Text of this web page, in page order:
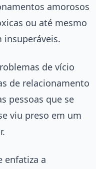
amorosos
ou até mesmo
insuperáveis.
de vício
de relacionamento
pessoas que se
viu preso em um
enfatiza a